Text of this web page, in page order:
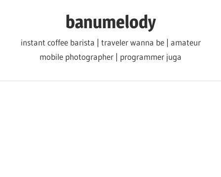
banumelody
instant coffee barista | traveler wanna be | amateur
mobile photographer | programmer juga